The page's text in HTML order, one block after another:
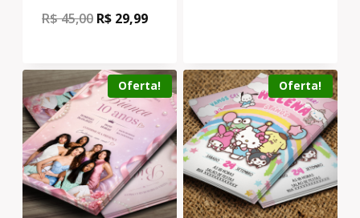
R$45,00 R$ 29,99
Oferta! Oferta!